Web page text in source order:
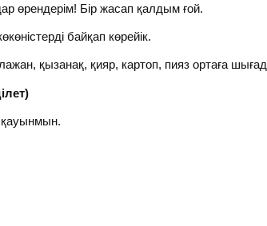
өрендерім! Бір жасап қалдым ғой.
байқап көрейік.
қызанақ, қияр, картоп, пияз ортаға